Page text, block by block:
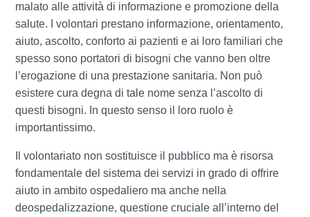
malato alle attività di informazione e promozione della
salute. I volontari prestano informazione, orientamento,
aiuto, ascolto, conforto ai pazienti e ai loro familiari che
spesso sono portatori di bisogni che vanno ben oltre
l’erogazione di una prestazione sanitaria. Non può
esistere cura degna di tale nome senza l’ascolto di
questi bisogni. In questo senso il loro ruolo è
importantissimo.
Il volontariato non sostituisce il pubblico ma è risorsa
fondamentale del sistema dei servizi in grado di offrire
aiuto in ambito ospedaliero ma anche nella
deospedalizzazione, questione cruciale all’interno del